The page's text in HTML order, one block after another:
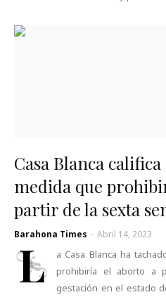
Casa Blanca
medida que
partir de la sexta
Barahona Times - Abril 14, 2023
L
a Casa Blanca ha
prohibiría el aborto a
gestación en el estado